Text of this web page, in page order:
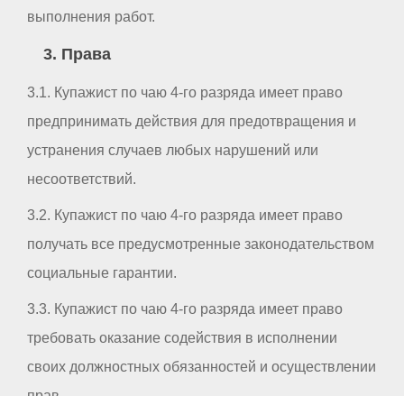
выполнения работ.
3. Права
3.1. Купажист по чаю 4-го разряда имеет право
предпринимать действия для предотвращения и
устранения случаев любых нарушений или
несоответствий.
3.2. Купажист по чаю 4-го разряда имеет право
получать все предусмотренные законодательством
социальные гарантии.
3.3. Купажист по чаю 4-го разряда имеет право
требовать оказание содействия в исполнении
своих должностных обязанностей и осуществлении